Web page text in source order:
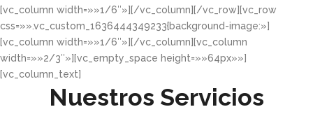
[vc_column width=»»1/6″»][/vc_column][/vc_row][vc_row
css=»».vc_custom_1636444349233{background-image:»]
[vc_column width=»»1/6″»][/vc_column][vc_column
width=»»2/3″»][vc_empty_space height=»»64px»»]
[vc_column_text]
Nuestros Servicios